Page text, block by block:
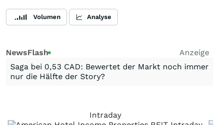
Volumen Analyse
NewsFlash
Anzeige
Saga bei 0,53 CAD: Bewertet der Markt noch immer
nur die Hälfte der Story?
Intraday